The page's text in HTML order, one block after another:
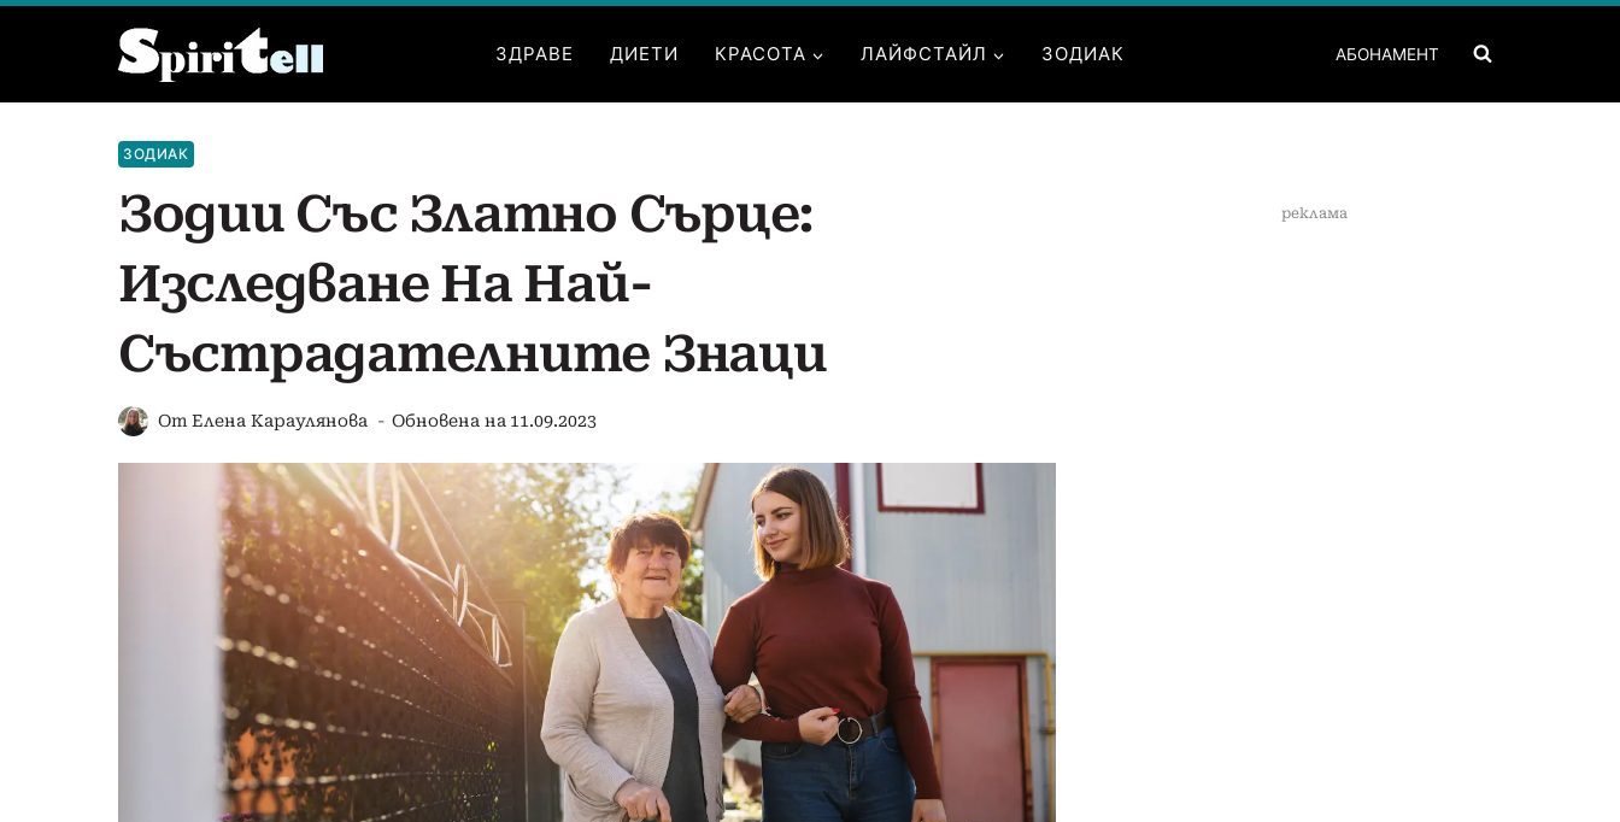
съдържанието
ЗДРАВЕ ДИЕТИ КРАСОТА ЛАЙФСТАЙЛ ЗОДИАК АБОНАМЕНТ
ЗОДИАК
Зодии Със Златно Сърце:
Изследване На Най-
Състрадателните Знаци
ОтЕлена Караулянова Обновена на 11.09.2023
реклама